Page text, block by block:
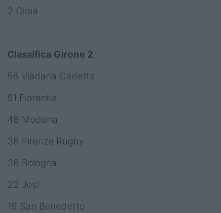
2 Olbia
Classifica Girone 2
56 Viadana Cadetta
51 Florentia
48 Modena
38 Firenze Rugby
38 Bologna
22 Jesi
19 San Benedetto